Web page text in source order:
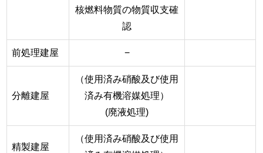
核燃料物質の物質収支確
認
前処理建屋 −
分離建屋
（使用済み硝酸及び使用
済み有機溶媒処理）
(廃液処理)
精製建屋
（使用済み硝酸及び使用